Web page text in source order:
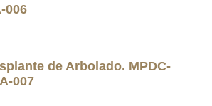
006
de Arbolado. MPDC-
007